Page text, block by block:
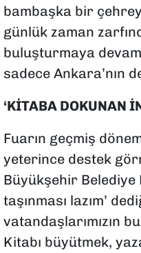
bambaşka bir
günlük zaman
buluşturmaya
sadece Ankara’nın
‘KİTABA DOKUNAN
Fuarın geçmiş
yeterince destek
Büyükşehir Belediye
taşınması lazım’
vatandaşlarımızın
Kitabı büyütmek,